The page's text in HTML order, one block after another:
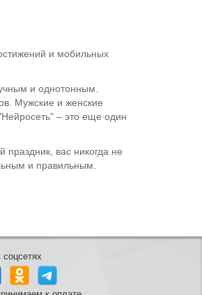
и мобильных
и однотонным.
Мужские и женские
– это еще один
праздник, вас никогда не
и правильным.